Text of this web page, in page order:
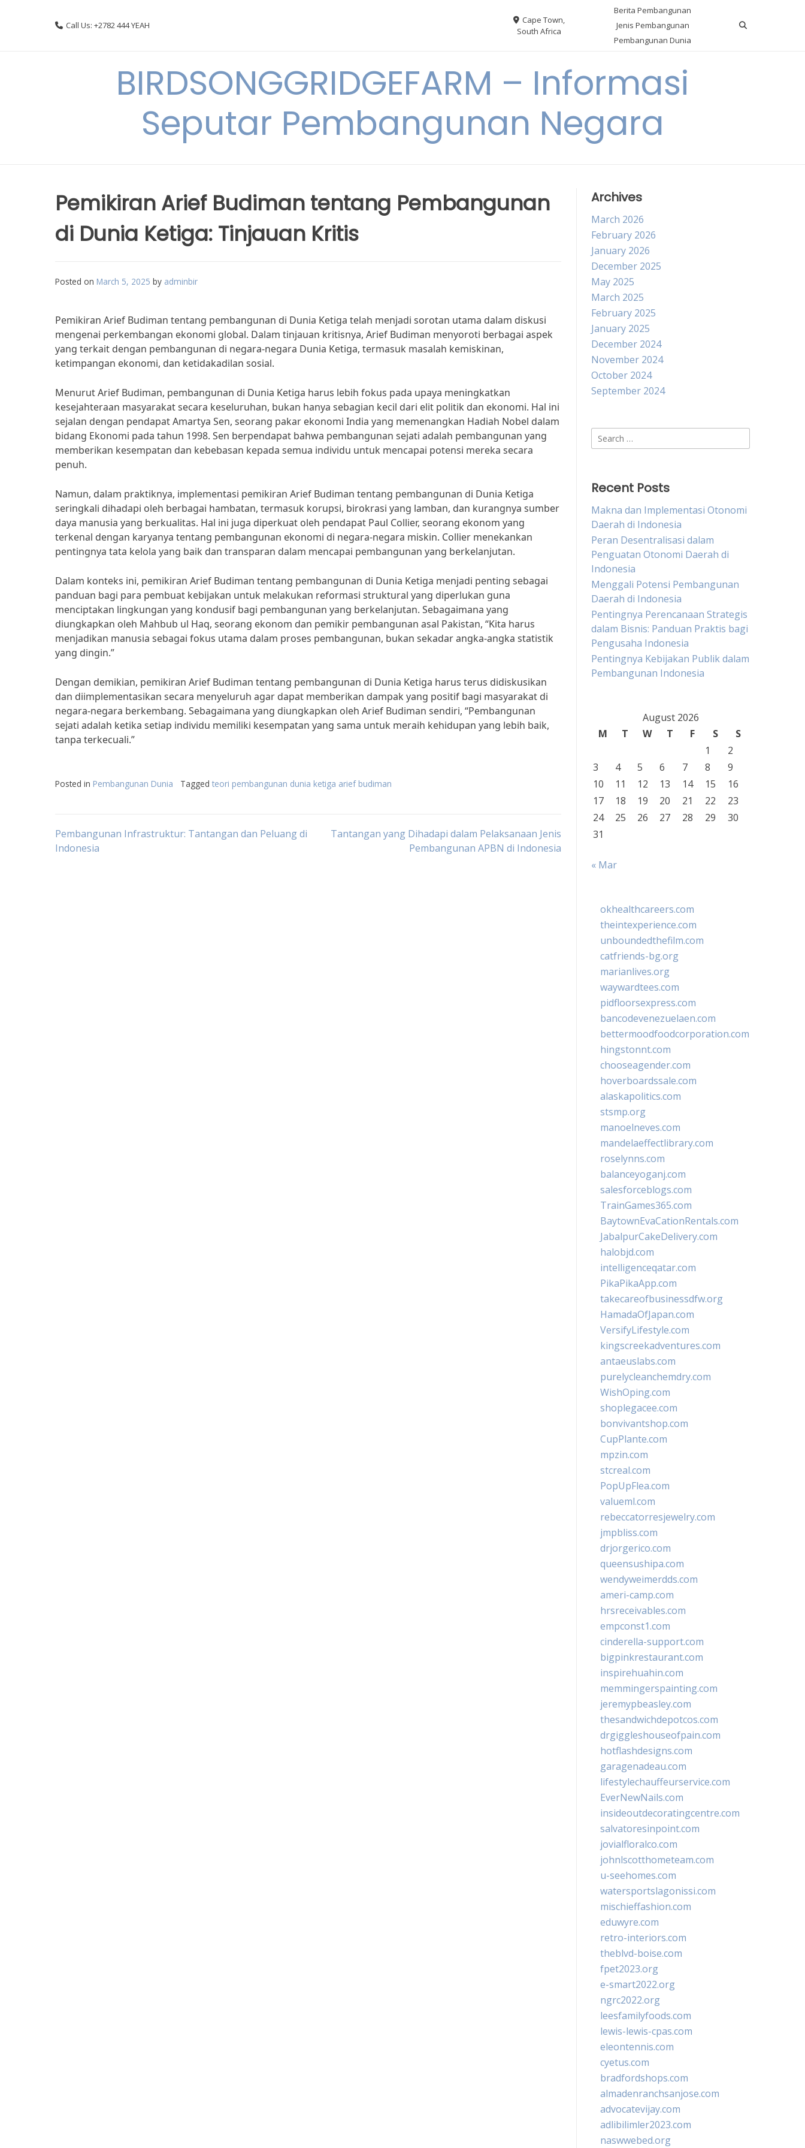
Call Us: +2782 444 YEAH
Cape Town,
South Africa
Berita Pembangunan
Jenis Pembangunan
Pembangunan Dunia
BIRDSONGGRIDGEFARM – Informasi
Seputar Pembangunan Negara
Pemikiran Arief Budiman tentang Pembangunan
di Dunia Ketiga: Tinjauan Kritis
Posted on March 5, 2025 by adminbir
Pemikiran Arief Budiman tentang pembangunan di Dunia Ketiga telah menjadi sorotan utama dalam diskusi
mengenai perkembangan ekonomi global. Dalam tinjauan kritisnya, Arief Budiman menyoroti berbagai aspek
yang terkait dengan pembangunan di negara-negara Dunia Ketiga, termasuk masalah kemiskinan,
ketimpangan ekonomi, dan ketidakadilan sosial.
Menurut Arief Budiman, pembangunan di Dunia Ketiga harus lebih fokus pada upaya meningkatkan
kesejahteraan masyarakat secara keseluruhan, bukan hanya sebagian kecil dari elit politik dan ekonomi. Hal ini
sejalan dengan pendapat Amartya Sen, seorang pakar ekonomi India yang memenangkan Hadiah Nobel dalam
bidang Ekonomi pada tahun 1998. Sen berpendapat bahwa pembangunan sejati adalah pembangunan yang
memberikan kesempatan dan kebebasan kepada semua individu untuk mencapai potensi mereka secara
penuh.
Namun, dalam praktiknya, implementasi pemikiran Arief Budiman tentang pembangunan di Dunia Ketiga
seringkali dihadapi oleh berbagai hambatan, termasuk korupsi, birokrasi yang lamban, dan kurangnya sumber
daya manusia yang berkualitas. Hal ini juga diperkuat oleh pendapat Paul Collier, seorang ekonom yang
terkenal dengan karyanya tentang pembangunan ekonomi di negara-negara miskin. Collier menekankan
pentingnya tata kelola yang baik dan transparan dalam mencapai pembangunan yang berkelanjutan.
Dalam konteks ini, pemikiran Arief Budiman tentang pembangunan di Dunia Ketiga menjadi penting sebagai
panduan bagi para pembuat kebijakan untuk melakukan reformasi struktural yang diperlukan guna
menciptakan lingkungan yang kondusif bagi pembangunan yang berkelanjutan. Sebagaimana yang
diungkapkan oleh Mahbub ul Haq, seorang ekonom dan pemikir pembangunan asal Pakistan, “Kita harus
menjadikan manusia sebagai fokus utama dalam proses pembangunan, bukan sekadar angka-angka statistik
yang dingin.”
Dengan demikian, pemikiran Arief Budiman tentang pembangunan di Dunia Ketiga harus terus didiskusikan
dan diimplementasikan secara menyeluruh agar dapat memberikan dampak yang positif bagi masyarakat di
negara-negara berkembang. Sebagaimana yang diungkapkan oleh Arief Budiman sendiri, “Pembangunan
sejati adalah ketika setiap individu memiliki kesempatan yang sama untuk meraih kehidupan yang lebih baik,
tanpa terkecuali.”
Posted in Pembangunan Dunia Tagged teori pembangunan dunia ketiga arief budiman
Post
Pembangunan Infrastruktur: Tantangan dan Peluang di
Indonesia
Tantangan yang Dihadapi dalam Pelaksanaan Jenis
Pembangunan APBN di Indonesia
Archives
March 2026
February 2026
January 2026
December 2025
May 2025
March 2025
February 2025
January 2025
December 2024
November 2024
October 2024
September 2024
Search
for:
Recent Posts
Makna dan Implementasi Otonomi
Daerah di Indonesia
Peran Desentralisasi dalam
Penguatan Otonomi Daerah di
Indonesia
Menggali Potensi Pembangunan
Daerah di Indonesia
Pentingnya Perencanaan Strategis
dalam Bisnis: Panduan Praktis bagi
Pengusaha Indonesia
Pentingnya Kebijakan Publik dalam
Pembangunan Indonesia
August 2026
M
T W T F S
S
1
2
3
4 5 6 7 8
9
10
11 12 13 14 15
16
17
18 19 20 21 22
23
24
25 26 27 28 29
30
31
« Mar
okhealthcareers.com
theintexperience.com
unboundedthefilm.com
catfriends-bg.org
marianlives.org
waywardtees.com
pidfloorsexpress.com
bancodevenezuelaen.com
bettermoodfoodcorporation.com
hingstonnt.com
chooseagender.com
hoverboardssale.com
alaskapolitics.com
stsmp.org
manoelneves.com
mandelaeffectlibrary.com
roselynns.com
balanceyoganj.com
salesforceblogs.com
TrainGames365.com
BaytownEvaCationRentals.com
JabalpurCakeDelivery.com
halobjd.com
intelligenceqatar.com
PikaPikaApp.com
takecareofbusinessdfw.org
HamadaOfJapan.com
VersifyLifestyle.com
kingscreekadventures.com
antaeuslabs.com
purelycleanchemdry.com
WishOping.com
shoplegacee.com
bonvivantshop.com
CupPlante.com
mpzin.com
stcreal.com
PopUpFlea.com
valueml.com
rebeccatorresjewelry.com
jmpbliss.com
drjorgerico.com
queensushipa.com
wendyweimerdds.com
ameri-camp.com
hrsreceivables.com
empconst1.com
cinderella-support.com
bigpinkrestaurant.com
inspirehuahin.com
memmingerspainting.com
jeremypbeasley.com
thesandwichdepotcos.com
drgiggleshouseofpain.com
hotflashdesigns.com
garagenadeau.com
lifestylechauffeurservice.com
EverNewNails.com
insideoutdecoratingcentre.com
salvatoresinpoint.com
jovialfloralco.com
johnlscotthometeam.com
u-seehomes.com
watersportslagonissi.com
mischieffashion.com
eduwyre.com
retro-interiors.com
theblvd-boise.com
fpet2023.org
e-smart2022.org
ngrc2022.org
leesfamilyfoods.com
lewis-lewis-cpas.com
eleontennis.com
cyetus.com
bradfordshops.com
almadenranchsanjose.com
advocatevijay.com
adlibilimler2023.com
naswwebed.org